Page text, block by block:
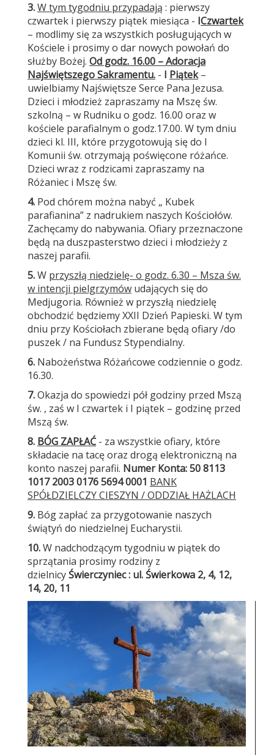
3.W tym tygodniu przypadają : pierwszy
czwartek i pierwszy piątek miesiąca - ICzwartek
– modlimy się za wszystkich posługujących w
Kościele i prosimy o dar nowych powołań do
służby Bożej. Od godz. 16.00 – Adoracja
Najświętszego Sakramentu. - I Piątek–
uwielbiamy Najświętsze Serce Pana Jezusa.
Dzieci i młodzież zapraszamy na Mszę św.
szkolną – w Rudniku o godz. 16.00 oraz w
kościele parafialnym o godz.17.00. W tym dniu
dzieci kl. III, które przygotowują się do I
Komunii św. otrzymają poświęcone różańce.
Dzieci wraz z rodzicami zapraszamy na
Różaniec i Mszę św.
4. Pod chórem można nabyć „ Kubek
parafianina” z nadrukiem naszych Kościołów.
Zachęcamy do nabywania. Ofiary przeznaczone
będą na duszpasterstwo dzieci i młodzieży z
naszej parafii.
5.W przyszłą niedzielę- o godz. 6.30 – Msza św.
w intencji pielgrzymów udających się do
Medjugoria. Również w przyszłą niedzielę
obchodzić będziemy XXII Dzień Papieski. W tym
dniu przy Kościołach zbierane będą ofiary /do
puszek / na Fundusz Stypendialny.
6. Nabożeństwa Różańcowe codziennie o godz.
16.30.
7.Okazja do spowiedzi pół godziny przed Mszą
św. , zaś w I czwartek i I piątek – godzinę przed
Mszą św.
8. BÓG ZAPŁAĆ- za wszystkie ofiary, które
składacie na tacę oraz drogą elektroniczną na
konto naszej parafii. Numer Konta:50 8113
1017 2003 0176 5694 0001 BANK
SPÓŁDZIELCZY CIESZYN / ODDZIAŁ HAŻLACH
9. Bóg zapłać za przygotowanie naszych
świątyń do niedzielnej Eucharystii.
10.W nadchodzącym tygodniu w piątek do
sprzątania prosimy rodziny z
dzielnicyŚwierczyniec : ul. Świerkowa 2, 4, 12,
14, 20, 11